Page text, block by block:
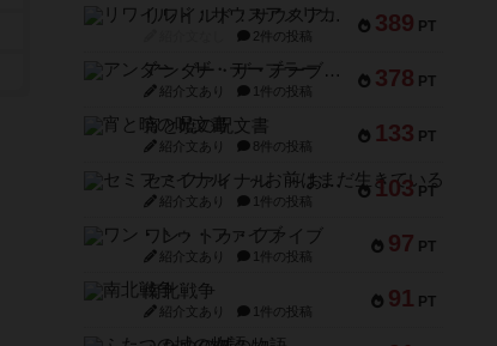
389 PT
リワイルド：サウスアメリカ
2件の投稿
378 PT
アンダー・ザ・テーブラー
紹介文あり 1件の投稿
133 PT
宵と暁の呪文書
紹介文あり 8件の投稿
103 PT
セミファイナル ～お前はまだ生きている～
紹介文あり 1件の投稿
97 PT
ワン・トゥ・ファイブ
紹介文あり 1件の投稿
91 PT
南北戦争
紹介文あり 1件の投稿